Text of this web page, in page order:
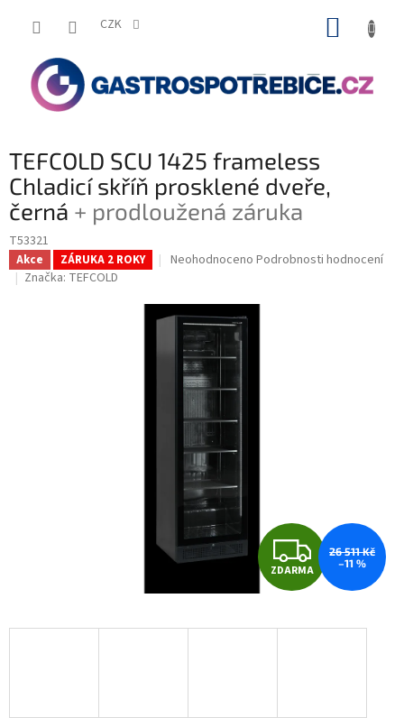
CZK
TEFCOLD SCU 1425 frameless
Chladicí skříň prosklené dveře,
černá + prodloužená záruka
T53321
Akce ZÁRUKA 2 ROKY
Průměrné
je
0,0
hvězdiček.
Neohodnoceno Podrobnosti hodnocení
Značka: TEFCOLD
Z
D
A
ZDARMA
26 511 Kč
–11 %